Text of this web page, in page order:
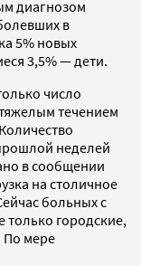
диагнозом
в
5% новых
3,5% — дети.
число
течением
неделей
в сообщении
на столичное
больных с
городские,
По мере